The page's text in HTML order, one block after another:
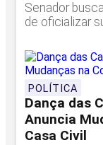
Senador
de oficializar
POLÍTICA
Dança das
Anuncia
Casa Civil